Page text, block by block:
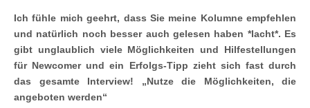
Ich fühle mich geehrt, dass Sie meine Kolumne empfehlen
und natürlich noch besser auch gelesen haben *lacht*. Es
gibt unglaublich viele Möglichkeiten und Hilfestellungen
für Newcomer und ein Erfolgs-Tipp zieht sich fast durch
das gesamte Interview! „Nutze die Möglichkeiten, die
angeboten werden“